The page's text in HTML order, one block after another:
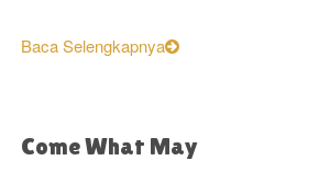
Baca Selengkapnya
Come What May